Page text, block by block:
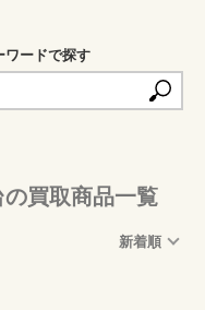
ワードで探す
買取商品一覧
新着順